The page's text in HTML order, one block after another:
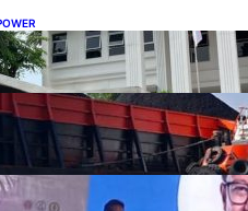
Indonesia Ajukan Banding
RUPTL
, HEADLINES, MINING
Batubara Sitaan,
Negara Dapat Lebih dari Rp 20
Miliar
DOWNSTREAM ,
PETROLEUM